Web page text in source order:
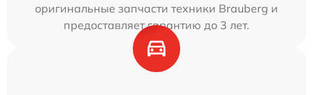
оригинальные запчасти техники Brauberg и
предоставляет гарантию до 3 лет.